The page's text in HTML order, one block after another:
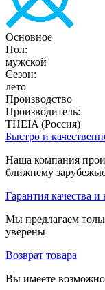
Основное
Пол:
мужской
Сезон:
лето
Производство
Производитель:
THEIA (Россия)
Быстро и
Наша компания
ближнему
Гарантия качества
Мы предлагаем
уверены
Возврат товара
Вы имеете